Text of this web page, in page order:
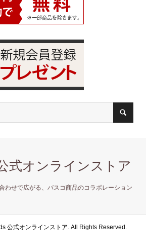
式オンラインストア
わせで広がる、バスコ商品のコラボレーション
公式オンラインストア. All Rights Reserved.